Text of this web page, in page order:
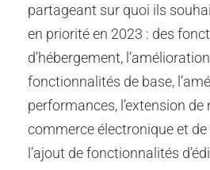
partageant sur quoi ils
en priorité en 2023 : des
d’hébergement,
fonctionnalités de base,
performances, l’extension
commerce électronique et
l’ajout de fonctionnalités